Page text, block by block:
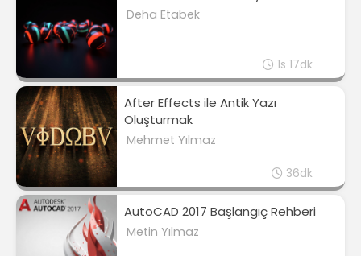
Deha Etabek
1s 17dk
After Effects ile Antik Yazı
Oluşturmak
Mehmet Yılmaz
36dk
AutoCAD 2017 Başlangıç Rehberi
Metin Yılmaz